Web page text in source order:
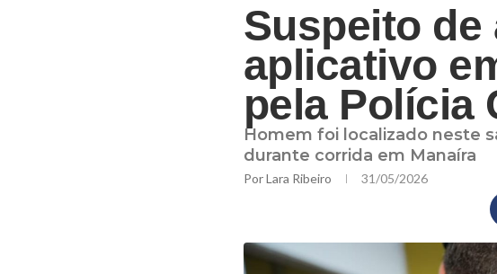
Suspeito
aplicativo
pela Polícia
Homem foi localizado neste
durante corrida em Manaíra
PorLara Ribeiro 31/05/2026